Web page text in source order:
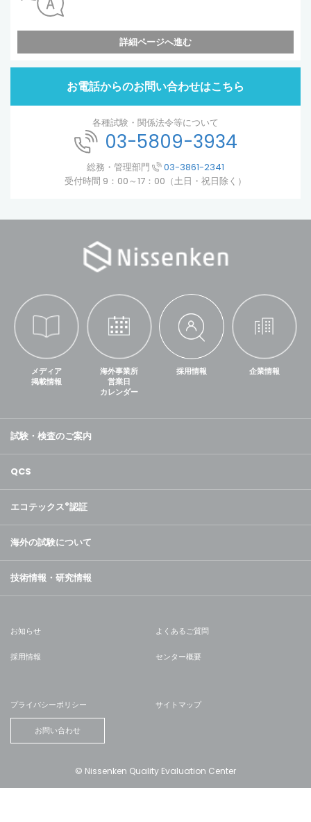
詳細ページへ進む
お電話からのお問い合わせはこちら
各種試験・関係法令等について
03-5809-3934
総務・管理部門
03-3861-2341
受付時間 9：00～17：00（土日・祝日除く）
メディア
掲載情報
海外事業所
営業日
カレンダー
採用情報 企業情報
試験・検査のご案内
QCS
エコテックス®認証
海外の試験について
技術情報・研究情報
お知らせ よくあるご質問
採用情報 センター概要
プライバシーポリシー サイトマップ
お問い合わせ
© Nissenken Quality Evaluation Center